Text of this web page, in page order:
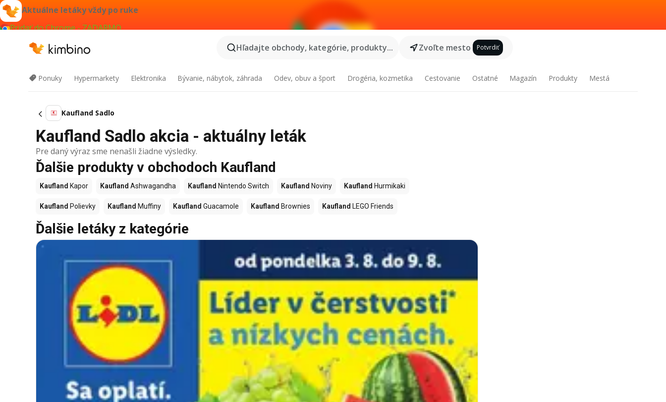
Aktuálne letáky vždy po ruke
Pridať do Chrome - ZADARMO
Hľadajte obchody, kategórie, produkty...
Zvoľte mesto Potvrdiť
Ponuky Hypermarkety Elektronika Bývanie, nábytok, záhrada Odev, obuv a šport Drogéria, kozmetika Cestovanie Ostatné Magazín Produkty Mestá
Kaufland Sadlo
Kaufland Sadlo akcia - aktuálny leták
Pre daný výraz sme nenašli žiadne výsledky.
Ďalšie produkty v obchodoch Kaufland
Kaufland Kapor Kaufland Ashwagandha Kaufland Nintendo Switch Kaufland Noviny Kaufland Hurmikaki
Kaufland Polievky Kaufland Muffiny Kaufland Guacamole Kaufland Brownies Kaufland LEGO Friends
Ďalšie letáky z kategórie